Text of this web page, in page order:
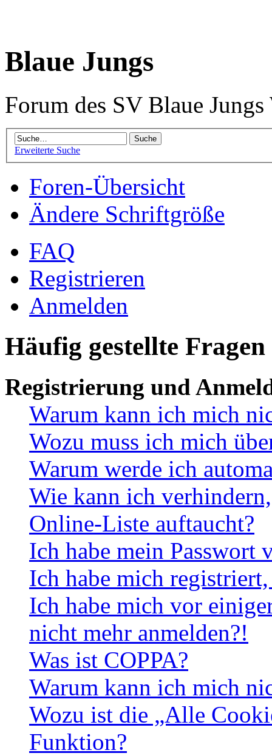
Blaue Jungs
Forum des SV Blaue
Erweiterte Suche
Foren-Übersicht
Ändere Schriftgröße
FAQ
Registrieren
Anmelden
Häufig gestellte Fragen
Registrierung und
Warum kann ich mich
Wozu muss ich mich
Warum werde ich
Wie kann ich
Online-Liste auftaucht?
Ich habe mein Passwort
Ich habe mich
Ich habe mich vor
nicht mehr anmelden?!
Was ist COPPA?
Warum kann ich mich
Wozu ist die „Alle
Funktion?